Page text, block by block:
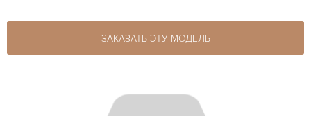
ЗАКАЗАТЬ ЭТУ МОДЕЛЬ